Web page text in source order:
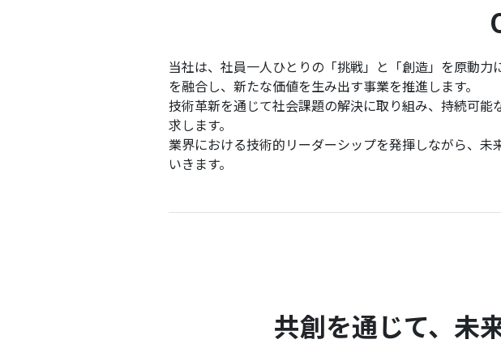
当社は、社員一人ひとりの「挑戦」と「創造」を原動
を融合し、新たな価値を生み出す事業を推進します。
技術革新を通じて社会課題の解決に取り組み、持続可
求します。
業界における技術的リーダーシップを発揮しながら、
いきます。
共創を通じて、未